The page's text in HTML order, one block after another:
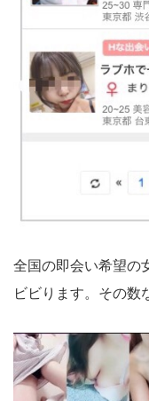
全国の即会い希望の
ビビります。その数